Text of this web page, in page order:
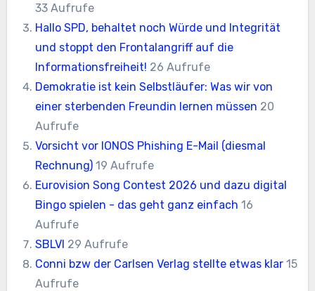
33 Aufrufe
Hallo SPD, behaltet noch Würde und Integrität
und stoppt den Frontalangriff auf die
Informationsfreiheit! 26 Aufrufe
Demokratie ist kein Selbstläufer: Was wir von
einer sterbenden Freundin lernen müssen 20
Aufrufe
Vorsicht vor IONOS Phishing E-Mail (diesmal
Rechnung) 19 Aufrufe
Eurovision Song Contest 2026 und dazu digital
Bingo spielen - das geht ganz einfach 16
Aufrufe
SBLVI 29 Aufrufe
Conni bzw der Carlsen Verlag stellte etwas klar 15
Aufrufe